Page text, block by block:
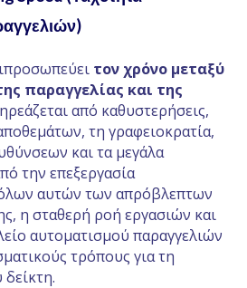
τον χρόνο μεταξύ
παραγγελίας και της
από καθυστερήσεις,
τη γραφειοκρατία,
και τα μεγάλα
την επεξεργασία
αυτών των απρόβλεπτων
η σταθερή ροή εργασιών και
αυτοματισμού παραγγελιών
τρόπους για τη